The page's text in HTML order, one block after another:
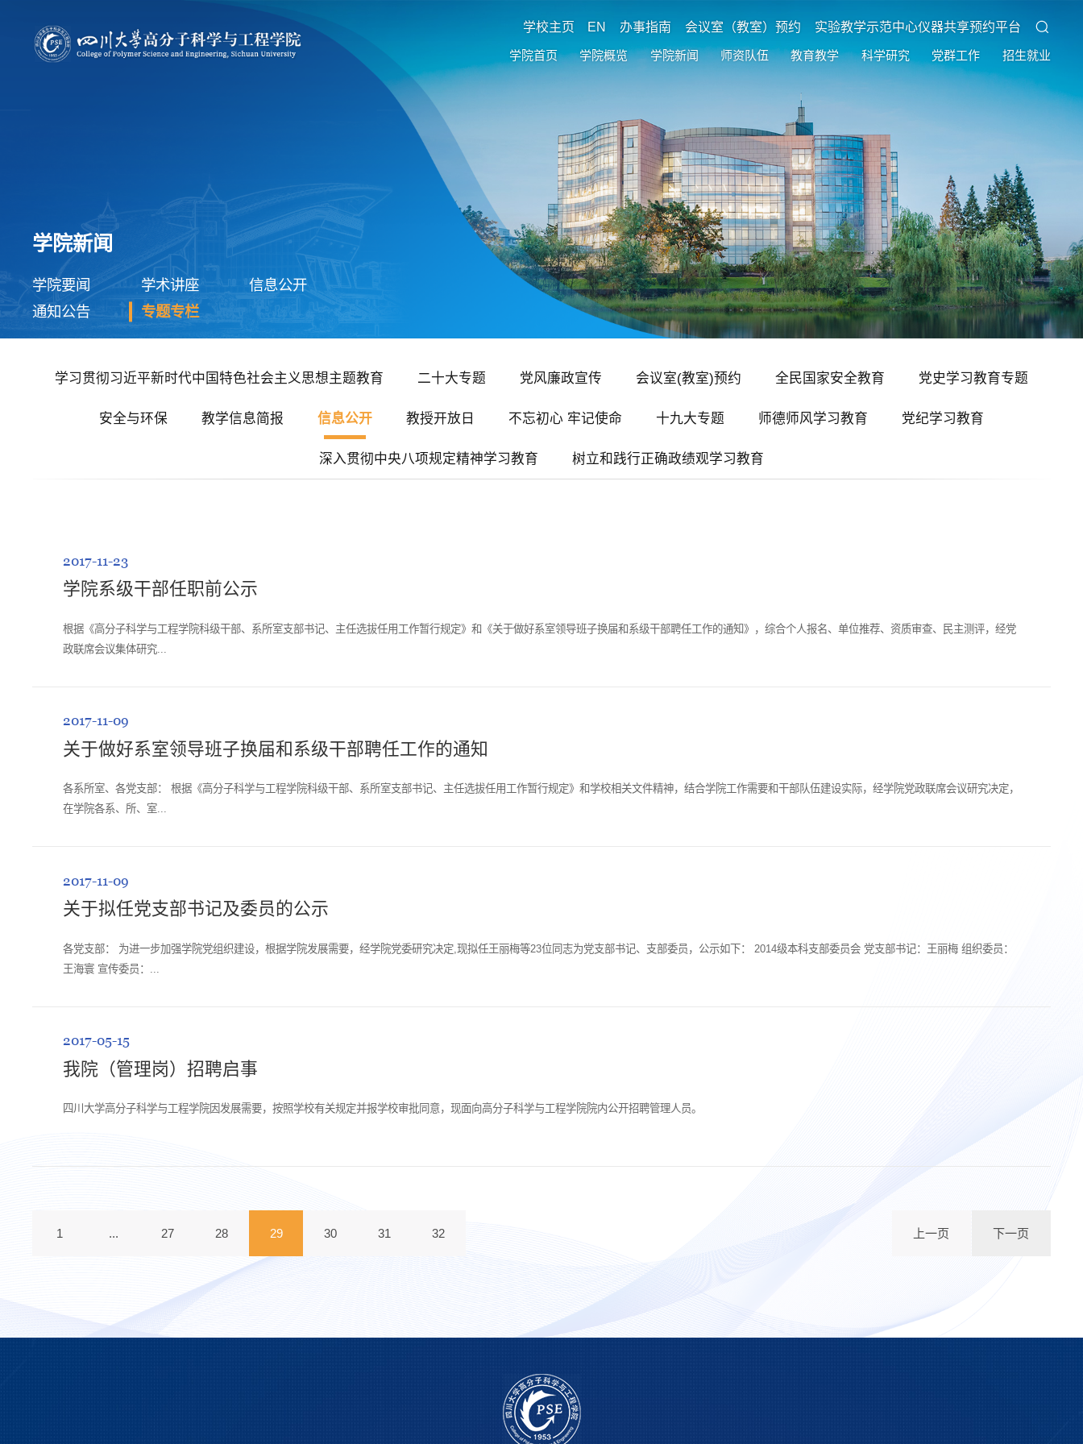
学校主页 EN 办事指南 会议室（教室）预约 实验教学示范中心仪器共享预约平台
学院首页 学院概览 学院新闻 师资队伍 教育教学 科学研究 党群工作 招生就业
学院新闻
学院要闻 学术讲座
信息公开
通知公告
专题专栏
学习贯彻习近平新时代中国特色社会主义思想主题教育 二十大专题 党风廉政宣传 会议室(教室)预约 全民国家安全教育 党史学习教育专题
安全与环保 教学信息简报 信息公开 教授开放日 不忘初心 牢记使命 十九大专题 师德师风学习教育 党纪学习教育
深入贯彻中央八项规定精神学习教育 树立和践行正确政绩观学习教育
2017-11-23
学院系级干部任职前公示
根据《高分子科学与工程学院科级干部、系所室支部书记、主任选拔任用工作暂行规定》和《关于做好系室领导班子换届和系级干部聘任工作的通知》，综合个人报名、单位推荐、资质审查、民主测评，经党
政联席会议集体研究...
2017-11-09
关于做好系室领导班子换届和系级干部聘任工作的通知
各系所室、各党支部： 根据《高分子科学与工程学院科级干部、系所室支部书记、主任选拔任用工作暂行规定》和学校相关文件精神，结合学院工作需要和干部队伍建设实际，经学院党政联席会议研究决定，
在学院各系、所、室...
2017-11-09
关于拟任党支部书记及委员的公示
各党支部： 为进一步加强学院党组织建设，根据学院发展需要，经学院党委研究决定,现拟任王丽梅等23位同志为党支部书记、支部委员，公示如下： 2014级本科支部委员会 党支部书记：王丽梅 组织委员：
王海寰 宣传委员：...
2017-05-15
我院（管理岗）招聘启事
四川大学高分子科学与工程学院因发展需要，按照学校有关规定并报学校审批同意，现面向高分子科学与工程学院院内公开招聘管理人员。
1 ... 27 28 29 30 31 32 上一页 下一页